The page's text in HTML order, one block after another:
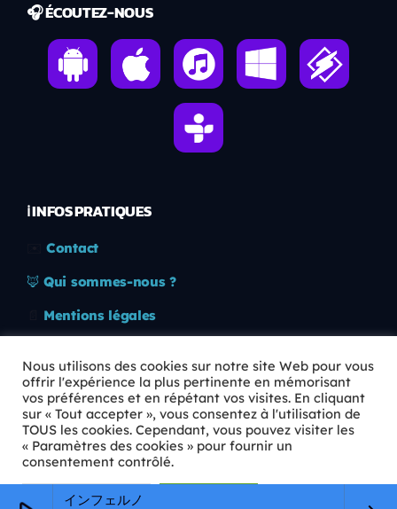
インフェルノ
🎧 ÉCOUTEZ-NOUS
ℹ️ INFOS PRATIQUES
Contact
🦊 Qui sommes-nous ?
Mentions légales
🛡️ RGPD
Copyright © 2026 Animkids. Tous droits réservés.
Nous utilisons des cookies sur notre site Web pour vous
offrir l'expérience la plus pertinente en mémorisant
vos préférences et en répétant vos visites. En cliquant
sur « Tout accepter », vous consentez à l'utilisation de
TOUS les cookies. Cependant, vous pouvez visiter les
« Paramètres des cookies » pour fournir un
consentement contrôlé.
Paramètres Cookie